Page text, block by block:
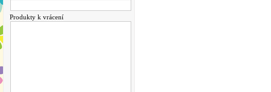
Produkty k vrácení